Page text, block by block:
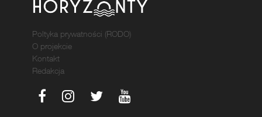
Poltyka prywatności (RODO)
O projekcie
Kontakt
Redakcja